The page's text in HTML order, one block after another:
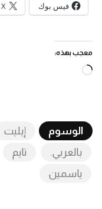
فيس بوك X
معجب بهذه:
جاري
الوسوم إيليت
بالعربي.
تايم
ياسمين